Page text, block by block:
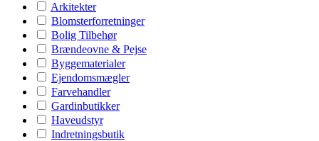
Arkitekter
Blomsterforretninger
Bolig Tilbehør
Brændeovne & Pejse
Byggematerialer
Ejendomsmægler
Farvehandler
Gardinbutikker
Haveudstyr
Indretningsbutik